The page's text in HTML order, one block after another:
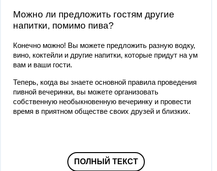
Можно ли предложить гостям другие
напитки, помимо пива?
Конечно можно! Вы можете предложить разную водку,
вино, коктейли и другие напитки, которые придут на ум
вам и ваши гости.
Теперь, когда вы знаете основной правила проведения
пивной вечеринки, вы можете организовать
собственную необыкновенную вечеринку и провести
время в приятном обществе своих друзей и близких.
ПОЛНЫЙ ТЕКСТ